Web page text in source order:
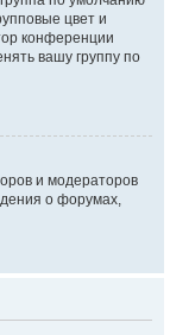
цвет и
конференции
вашу группу по
и модераторов
о форумах,